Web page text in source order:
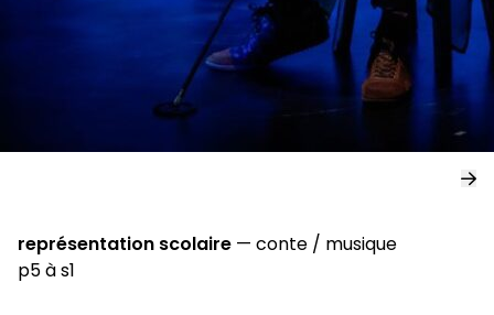
représentation scolaire — conte / musique
p5 à s1